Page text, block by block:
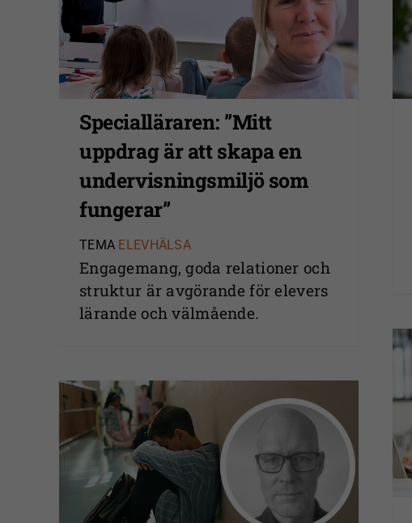
Specialläraren: ”Mitt
uppdrag är att skapa en
undervisningsmiljö som
fungerar”
TEMA ELEVHÄLSA
Engagemang, goda relationer och
struktur är avgörande för elevers
lärande och välmående.